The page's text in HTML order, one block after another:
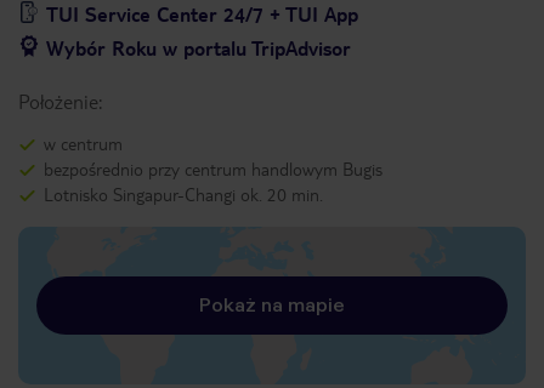
TUI Service Center 24/7 + TUI App
Wybór Roku w portalu TripAdvisor
Położenie:
w centrum
bezpośrednio przy centrum handlowym Bugis
Lotnisko Singapur-Changi ok. 20 min.
Pokaż na mapie